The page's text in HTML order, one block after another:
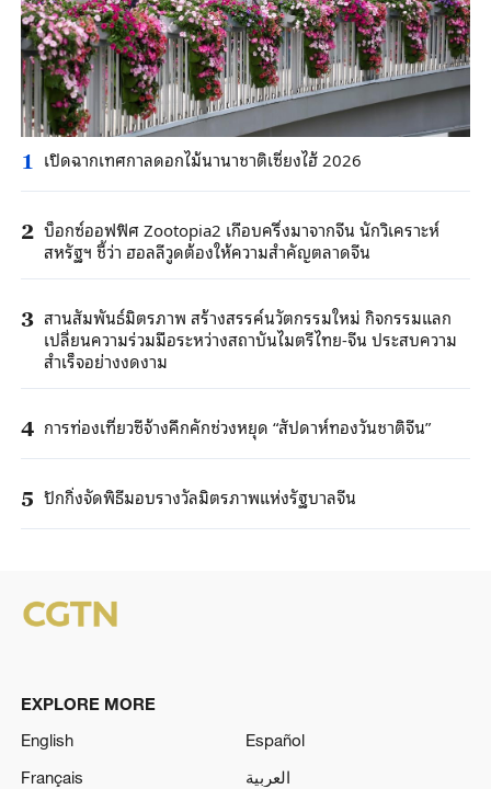
1 เปิดฉากเทศกาลดอกไม้นานาชาติเซี่ยงไฮ้ 2026
2 บ็อกซ์ออฟฟิศ Zootopia2 เกือบครึ่งมาจากจีน นักวิเคราะห์
สหรัฐฯ ชี้ว่า ฮอลลีวูดต้องให้ความสำคัญตลาดจีน
3 สานสัมพันธ์มิตรภาพ สร้างสรรค์นวัตกรรมใหม่ กิจกรรมแลก
เปลี่ยนความร่วมมือระหว่างสถาบันไมตรีไทย-จีน ประสบความ
สำเร็จอย่างงดงาม
4 การท่องเที่ยวซีจ้างคึกคักช่วงหยุด “สัปดาห์ทองวันชาติจีน”
5 ปักกิ่งจัดพิธีมอบรางวัลมิตรภาพแห่งรัฐบาลจีน
EXPLORE MORE
English
Español
Français
العربية